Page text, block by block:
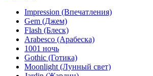
Impression (Впечатления)
Gem (Джем)
Flash (Блеск)
Arabesco (Арабеска)
1001 ночь
Gothic (Готика)
Moonlight (Лунный свет)